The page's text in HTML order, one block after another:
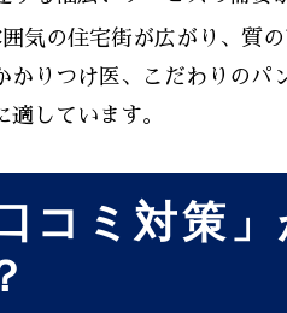
気の住宅街が広がり、質
りつけ医、こだわりのパ
しています。
コミ対策